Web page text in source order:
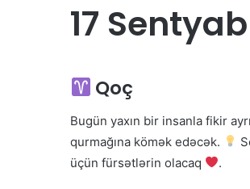
17
Qoç
Bugün yaxın bir insanla fikir
qurmağına kömək edəcək.
üçün fürsətlərin olacaq
.